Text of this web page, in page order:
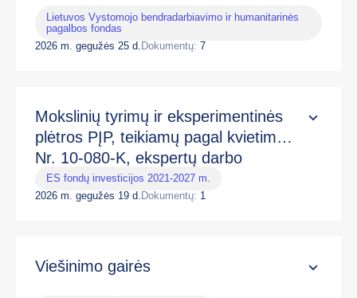
Lietuvos Vystomojo bendradarbiavimo ir humanitarinės
pagalbos fondas
2026 m. gegužės 25 d. Dokumentų: 7
Mokslinių tyrimų ir eksperimentinės
plėtros PĮP, teikiamų pagal kvietimą
Nr. 10-080-K, ekspertų darbo
reglamentas
ES fondų investicijos 2021-2027 m.
2026 m. gegužės 19 d. Dokumentų: 1
Viešinimo gairės